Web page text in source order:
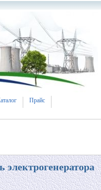
Прайс
электрогенератора